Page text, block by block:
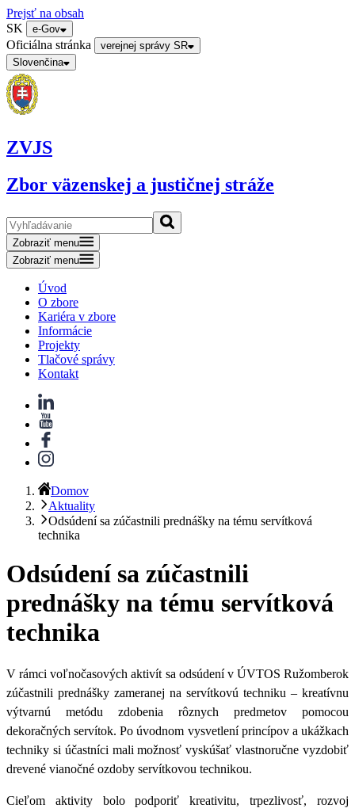
Prejsť na obsah
SK
e-Gov
Oficiálna stránka
verejnej správy SR
Slovenčina
ZVJS
Zbor väzenskej a justičnej stráže
Zobraziť menu
Zobraziť menu
Úvod
O zbore
Kariéra v zbore
Informácie
Projekty
Tlačové správy
Kontakt
Domov
Aktuality
Odsúdení sa zúčastnili prednášky na tému servítková
technika
Odsúdení sa zúčastnili
prednášky na tému servítková
technika
V rámci voľnočasových aktivít sa odsúdení v ÚVTOS Ružomberok
zúčastnili prednášky zameranej na servítkovú techniku – kreatívnu
výtvarnú metódu zdobenia rôznych predmetov pomocou
dekoračných servítok. Po úvodnom vysvetlení princípov a ukážkach
techniky si účastníci mali možnosť vyskúšať vlastnoručne vyzdobiť
drevené vianočné ozdoby servítkovou technikou.
Cieľom aktivity bolo podporiť kreativitu, trpezlivosť, rozvoj